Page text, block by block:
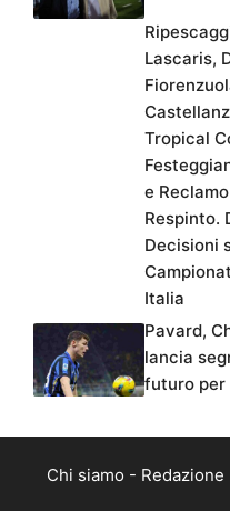
Lascaris,
Tropical
e
Respinto.
Decisioni
Italia
Pavard,
lancia
futuro per
Chi siamo - Redazione